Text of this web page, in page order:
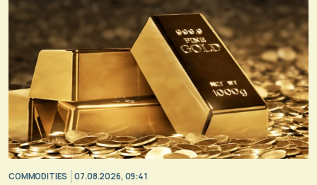
COMMODITIES 07.08.2026, 09:41